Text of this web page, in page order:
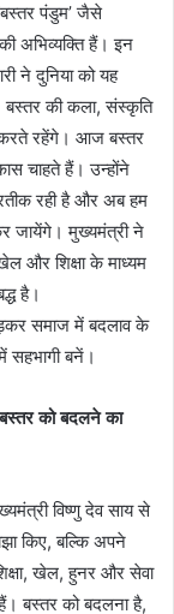
पंडुम’ जैसे
अभिव्यक्ति हैं। इन
ने दुनिया को यह
की कला, संस्कृति
करते रहेंगे। आज बस्तर
चाहते हैं। उन्होंने
रही है और अब हम
जायेंगे। मुख्यमंत्री ने
और शिक्षा के माध्यम
है।
समाज में बदलाव के
सहभागी बनें।
को बदलने का
विष्णु देव साय से
किए, बल्कि अपने
खेल, हुनर और सेवा
बस्तर को बदलना है,